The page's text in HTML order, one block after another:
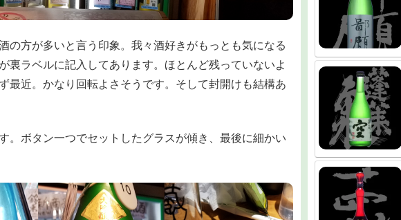
方が多いと言う印象。我々酒好きがもっとも気になる
裏ラベルに記入してあります。ほとんど残っていないよ
最近。かなり回転よさそうです。そして封開けも結構あ
ボタン一つでセットしたグラスが傾き、最後に細かい